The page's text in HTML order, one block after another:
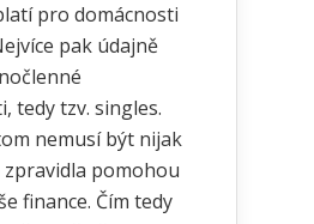
pro domácnosti
pak údajně
tedy tzv. singles.
nemusí být nijak
zpravidla pomohou
finance. Čím tedy